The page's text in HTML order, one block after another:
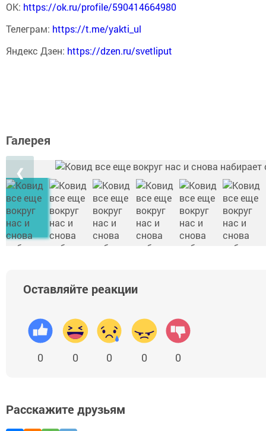
ОК: https://ok.ru/profile/590414664980
Телеграм: https://t.me/yakti_ul
Яндекс Дзен: https://dzen.ru/svetliput
Галерея
❮
Оставляйте реакции
0 0 0 0 0
Расскажите друзьям